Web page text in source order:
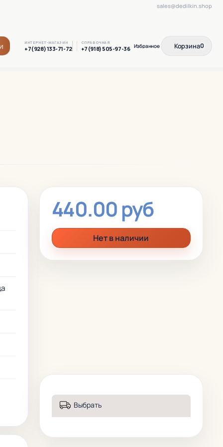
sales@dedilkin.shop
ИНТЕРНЕТ-МАГАЗИН
+7(928) 133-71-72
СПРАВОЧНАЯ
+7(918) 505-97-36 Корзина0
440.00 руб
Нет в наличии
Выбрать